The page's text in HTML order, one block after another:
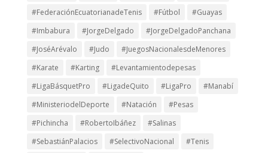
#FederaciónEcuatorianadeTenis
#Fútbol
#Guayas
#Imbabura
#JorgeDelgado
#JorgeDelgadoPanchana
#JoséArévalo
#Judo
#JuegosNacionalesdeMenores
#Karate
#Karting
#Levantamientodepesas
#LigaBásquetPro
#LigadeQuito #LigaPro
#Manabí
#MinisteriodelDeporte
#Natación
#Pesas
#Pichincha
#RobertoIbáñez
#Salinas
#SebastiánPalacios
#SelectivoNacional #Tenis